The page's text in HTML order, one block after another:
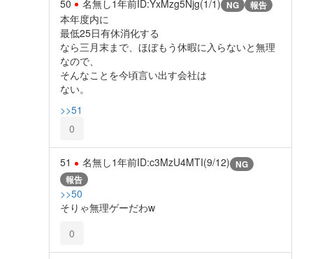
50 名無し1年前ID:YxMzg5Njg(1/1) NG 報告
本年度内に
最低25日有休消化する
なら三月末まで、ほぼもう休暇に入らないと無理
なので、
そんなことを今頃言い出す会社は
ない。
>>51
0
51 名無し1年前ID:c3MzU4MTI(9/12) NG
報告
>>50
そりゃ無理ゲーだわw
0